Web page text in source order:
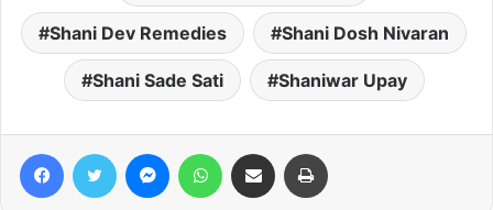
Shani Dev Remedies Shani Dosh Nivaran
Shani Sade Sati Shaniwar Upay
FacebookTwitter MessengerWhatsAppShare via Email